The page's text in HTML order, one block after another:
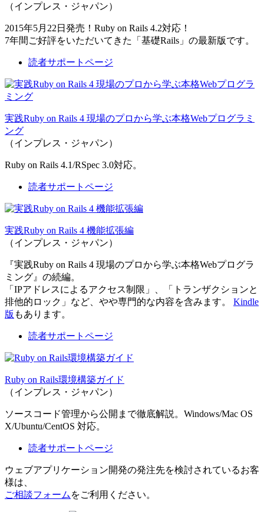
（インプレス・ジャパン）
2015年5月22日発売！Ruby on Rails 4.2対応！
7年間ご好評をいただいてきた「基礎Rails」の最新版です。
読者サポートページ
実践Ruby on Rails 4 現場のプロから学ぶ本格Webプログラミ
ング
（インプレス・ジャパン）
Ruby on Rails 4.1/RSpec 3.0対応。
読者サポートページ
実践Ruby on Rails 4 機能拡張編
（インプレス・ジャパン）
『実践Ruby on Rails 4 現場のプロから学ぶ本格Webプログラ
ミング』の続編。
「IPアドレスによるアクセス制限」、「トランザクションと
排他的ロック」など、やや専門的な内容を含みます。 Kindle
版 もあります。
読者サポートページ
Ruby on Rails環境構築ガイド
（インプレス・ジャパン）
ソースコード管理から公開まで徹底解説。Windows/Mac OS
X/Ubuntu/CentOS 対応。
読者サポートページ
ウェブアプリケーション開発の発注先を検討されているお客
様は、
ご相談フォーム をご利用ください。